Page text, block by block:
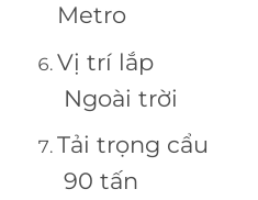
Metro
Vị trí
Ngoài trời
Tải
90 tấn